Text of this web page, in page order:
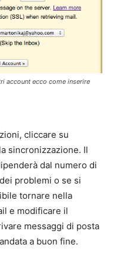
account ecco come inserire
cliccare su
sincronizzazione. Il
dal numero di
problemi o se si
tornare nella
e modificare il
messaggi di posta
a buon fine.